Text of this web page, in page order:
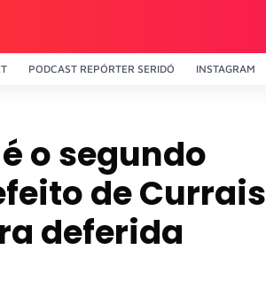
PODCAST REPÓRTER SERIDÓ INSTAGRAM
o segundo
de
deferida